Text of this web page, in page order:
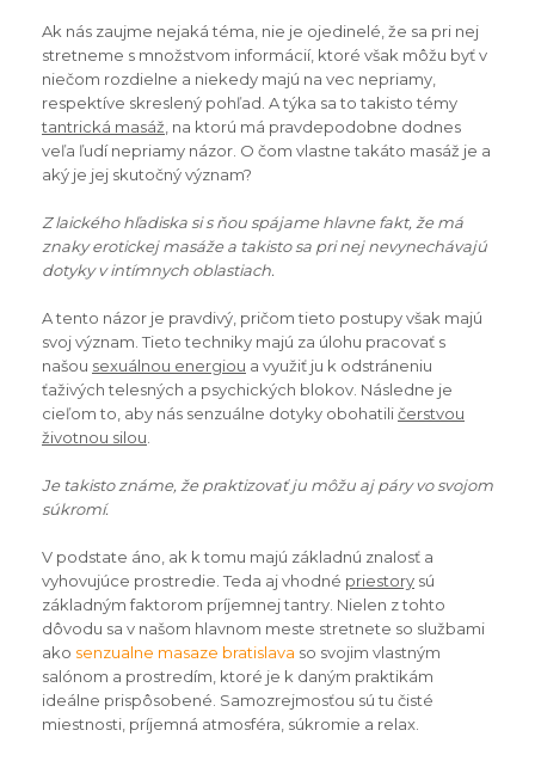
Ak nás zaujme nejaká téma, nie je ojedinelé, že sa pri nej
stretneme s množstvom informácií, ktoré však môžu byť v
niečom rozdielne a niekedy majú na vec nepriamy,
respektíve skreslený pohľad. A týka sa to takisto témy
tantrická masáž , na ktorú má pravdepodobne dodnes
veľa ľudí nepriamy názor. O čom vlastne takáto masáž je a
aký je jej skutočný význam?
Z laického hľadiska si s ňou spájame hlavne fakt, že má
znaky erotickej masáže a takisto sa pri nej nevynechávajú
dotyky v intímnych oblastiach.
A tento názor je pravdivý, pričom tieto postupy však majú
svoj význam. Tieto techniky majú za úlohu pracovať s
našou sexuálnou energiou a využiť ju k odstráneniu
ťaživých telesných a psychických blokov. Následne je
cieľom to, aby nás senzuálne dotyky obohatiličerstvou
životnou silou
Je takisto známe, že praktizovať ju môžu aj páry vo svojom
súkromí.
V podstate áno, ak k tomu majú základnú znalosť a
vyhovujúce prostredie. Teda aj vhodné priestory sú
základným faktorom príjemnej tantry. Nielen z tohto
dôvodu sa v našom hlavnom meste stretnete so službami
ako senzualne masaze bratislava so svojim vlastným
salónom a prostredím, ktoré je k daným praktikám
ideálne prispôsobené. Samozrejmosťou sú tu čisté
miestnosti, príjemná atmosféra, súkromie a relax.